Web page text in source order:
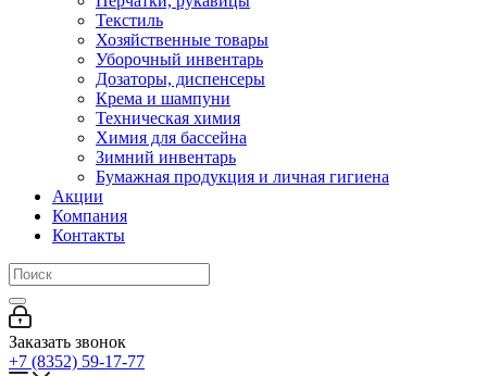
Текстиль
Хозяйственные товары
Уборочный инвентарь
Дозаторы, диспенсеры
Крема и шампуни
Техническая химия
Химия для бассейна
Зимний инвентарь
Бумажная продукция и личная гигиена
Акции
Компания
Контакты
Заказать звонок
+7 (8352) 59-17-77